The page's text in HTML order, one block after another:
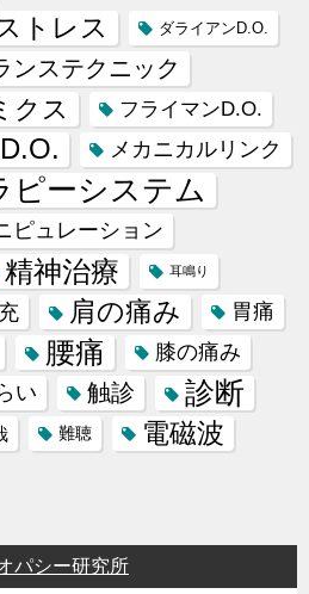
トレス ダライアンD.O.
ンステクニック
クス フライマンD.O.
メカニカルリンク
ピーシステム
ピュレーション
精神治療 耳鳴り
肩の痛み 胃痛
腰痛 膝の痛み
い 触診 診断
難聴 電磁波
パシー研究所